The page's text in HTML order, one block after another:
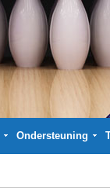
Ondersteuning